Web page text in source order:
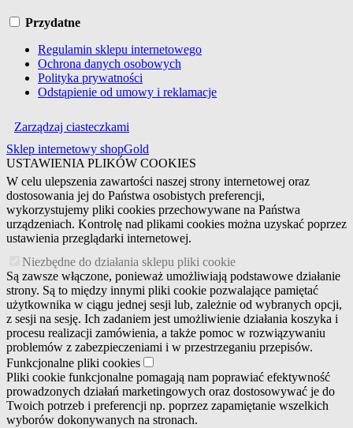
Przydatne
Regulamin sklepu internetowego
Ochrona danych osobowych
Polityka prywatności
Odstąpienie od umowy i reklamacje
Zarządzaj ciasteczkami
Sklep internetowy shopGold
USTAWIENIA PLIKÓW COOKIES
W celu ulepszenia zawartości naszej strony internetowej oraz
dostosowania jej do Państwa osobistych preferencji,
wykorzystujemy pliki cookies przechowywane na Państwa
urządzeniach. Kontrolę nad plikami cookies można uzyskać poprzez
ustawienia przeglądarki internetowej.
Niezbędne do działania sklepu pliki cookie
Są zawsze włączone, ponieważ umożliwiają podstawowe działanie
strony. Są to między innymi pliki cookie pozwalające pamiętać
użytkownika w ciągu jednej sesji lub, zależnie od wybranych opcji,
z sesji na sesję. Ich zadaniem jest umożliwienie działania koszyka i
procesu realizacji zamówienia, a także pomoc w rozwiązywaniu
problemów z zabezpieczeniami i w przestrzeganiu przepisów.
Funkcjonalne pliki cookies
Pliki cookie funkcjonalne pomagają nam poprawiać efektywność
prowadzonych działań marketingowych oraz dostosowywać je do
Twoich potrzeb i preferencji np. poprzez zapamiętanie wszelkich
wyborów dokonywanych na stronach.